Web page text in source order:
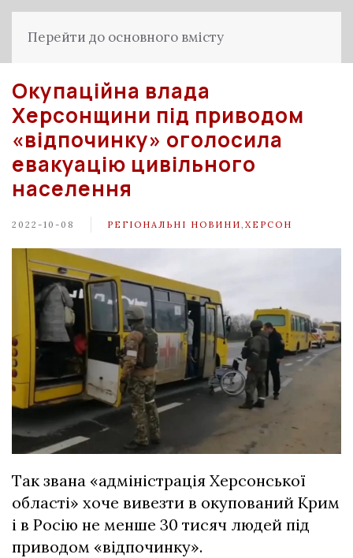
Перейти до основного вмісту
Окупаційна влада
Херсонщини під приводом
«відпочинку» оголосила
евакуацію цивільного
населення
2022-10-08 РЕГІОНАЛЬНІ НОВИНИ ХЕРСОН
Так звана «адміністрація Херсонської
області» хоче вивезти в окупований Крим
і в Росію не менше 30 тисяч людей під
приводом «відпочинку».